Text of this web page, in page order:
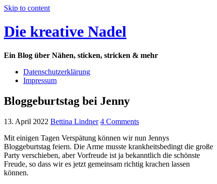
Skip to content
Die kreative Nadel
Ein Blog über Nähen, sticken, stricken & mehr
Datenschutzerklärung
Impressum
Bloggeburtstag bei Jenny
13. April 2022 Bettina Lindner 4 Comments
Mit einigen Tagen Verspätung können wir nun Jennys
Bloggeburtstag feiern. Die Arme musste krankheitsbedingt die große
Party verschieben, aber Vorfreude ist ja bekanntlich die schönste
Freude, so dass wir es jetzt gemeinsam richtig krachen lassen
können.